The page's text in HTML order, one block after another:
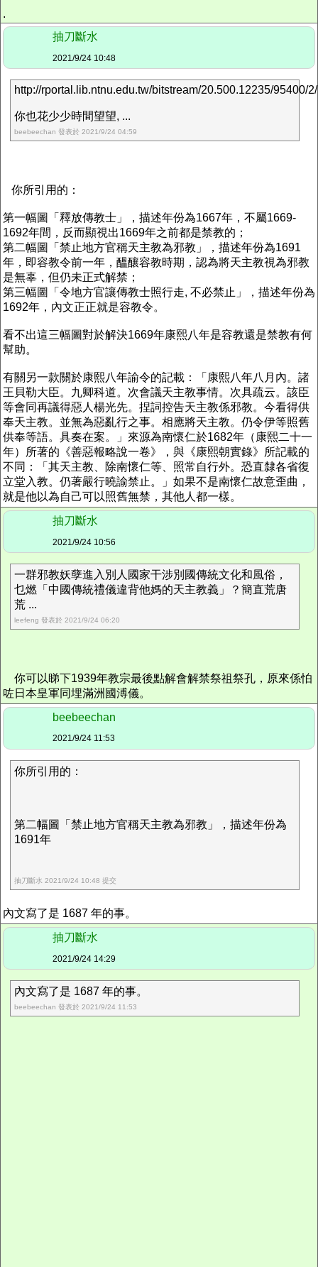
.
抽刀斷水
2021/9/24 10:48
http://rportal.lib.ntnu.edu.tw/bitstream/20.500.12235/95400/
你也花少少時間望望, ...
beebeechan 發表於 2021/9/24 04:59
你所引用的：
第一幅圖「釋放傳教士」，描述年份為1667年，不屬1669-
1692年間，反而顯視出1669年之前都是禁教的；
第二幅圖「禁止地方官稱天主教為邪教」，描述年份為1691
年，即容教令前一年，醞釀容教時期，認為將天主教視為邪教
是無辜，但仍未正式解禁；
第三幅圖「令地方官讓傳教士照行走, 不必禁止」，描述年份為
1692年，內文正正就是容教令。
看不出這三幅圖對於解決1669年康熙八年是容教還是禁教有何
幫助。
有關另一款關於康熙八年諭令的記載：「康熙八年八月內。諸
王貝勒大臣。九卿科道。次會議天主教事情。次具疏云。該臣
等會同再議得惡人楊光先。捏詞控告天主教係邪教。今看得供
奉天主教。並無為惡亂行之事。相應將天主教。仍令伊等照舊
供奉等語。具奏在案。」來源為南懷仁於1682年（康熙二十一
年）所著的《善惡報略說一卷》，與《康熙朝實錄》所記載的
不同：「其天主教、除南懷仁等、照常自行外。恐直隸各省復
立堂入教。仍著嚴行曉諭禁止。」如果不是南懷仁故意歪曲，
就是他以為自己可以照舊無禁，其他人都一樣。
抽刀斷水
2021/9/24 10:56
一群邪教妖孽進入別人國家干涉別國傳統文化和風俗，
乜燃「中國傳統禮儀違背他媽的天主教義」？簡直荒唐
荒 ...
leefeng 發表於 2021/9/24 06:20
你可以睇下1939年教宗最後點解會解禁祭祖祭孔，原來係怕
咗日本皇軍同埋滿洲國溥儀。
beebeechan
2021/9/24 11:53
你所引用的：
第二幅圖「禁止地方官稱天主教為邪教」，描述年份為
1691年
抽刀斷水 2021/9/24 10:48 提交
內文寫了是 1687 年的事。
抽刀斷水
2021/9/24 14:29
內文寫了是 1687 年的事。
beebeechan 發表於 2021/9/24 11:53